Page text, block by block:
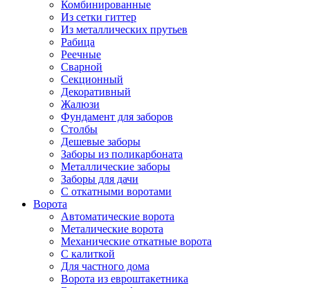
Комбинированные
Из сетки гиттер
Из металлических прутьев
Рабица
Реечные
Сварной
Секционный
Декоративный
Жалюзи
Фундамент для заборов
Столбы
Дешевые заборы
Заборы из поликарбоната
Металлические заборы
Заборы для дачи
С откатными воротами
Ворота
Автоматические ворота
Металические ворота
Механические откатные ворота
С калиткой
Для частного дома
Ворота из евроштакетника